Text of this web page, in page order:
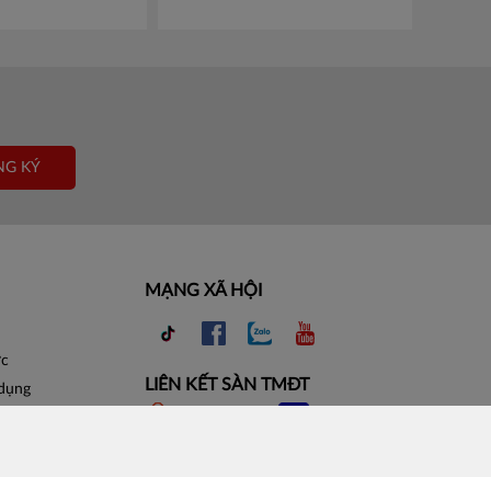
KÝ
MẠNG XÃ HỘI
LIÊN KẾT SÀN TMĐT